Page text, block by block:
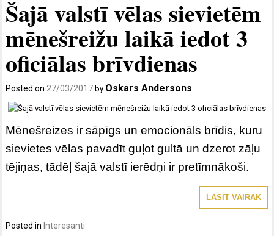
Šajā valstī vēlas sievietēm
mēnešreižu laikā iedot 3
oficiālas brīvdienas
Posted on 27/03/2017 by Oskars Andersons
Mēnešreizes ir sāpīgs un emocionāls brīdis, kuru
sievietes vēlas pavadīt guļot gultā un dzerot zāļu
tējiņas, tādēļ šajā valstī ierēdņi ir pretīmnākoši.
LASĪT VAIRĀK
Posted in Interesanti